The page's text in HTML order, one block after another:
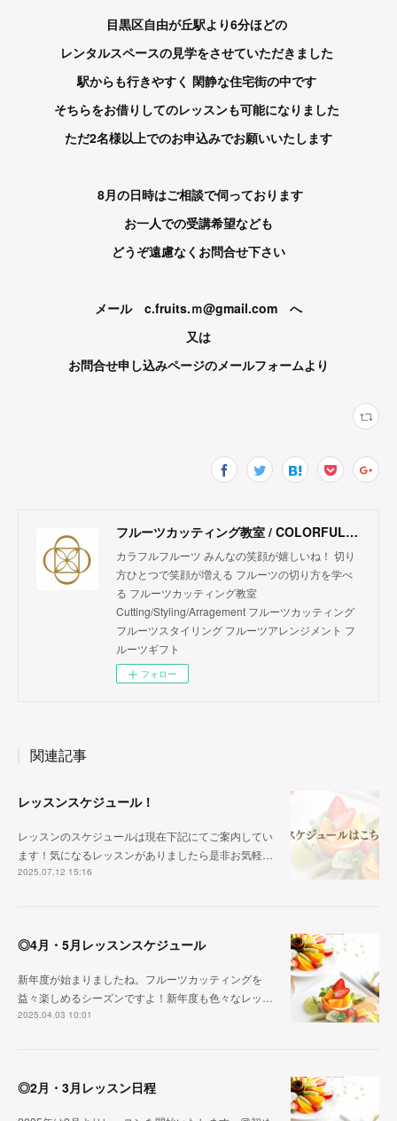
目黒区自由が丘駅より6分ほどの
レンタルスペースの見学をさせていただきました
駅からも行きやすく 閑静な住宅街の中です
そちらをお借りしてのレッスンも可能になりました
ただ2名様以上でのお申込みでお願いいたします
8月の日時はご相談で伺っております
お一人での受講希望なども
どうぞ遠慮なくお問合せ下さい
メール c.fruits.ｍ@gmail.com へ
又は
お問合せ申し込みページのメールフォームより
フルーツカッティング教室 / COLORFUL FRUITS
カラフルフルーツ みんなの笑顔が嬉しいね！ 切り
方ひとつで笑顔が増える フルーツの切り方を学べ
る フルーツカッティング教室
Cutting/Styling/Arragement フルーツカッティング
フルーツスタイリング フルーツアレンジメント フ
ルーツギフト
フォロー
関連記事
レッスンスケジュール！
レッスンのスケジュールは現在下記にてご案内してい
ます！気になるレッスンがありましたら是非お気軽…
2025.07.12 15:16
◎4月・5月レッスンスケジュール
新年度が始まりましたね。フルーツカッティングを
益々楽しめるシーズンですよ！新年度も色々なレッ…
2025.04.03 10:01
◎2月・3月レッスン日程